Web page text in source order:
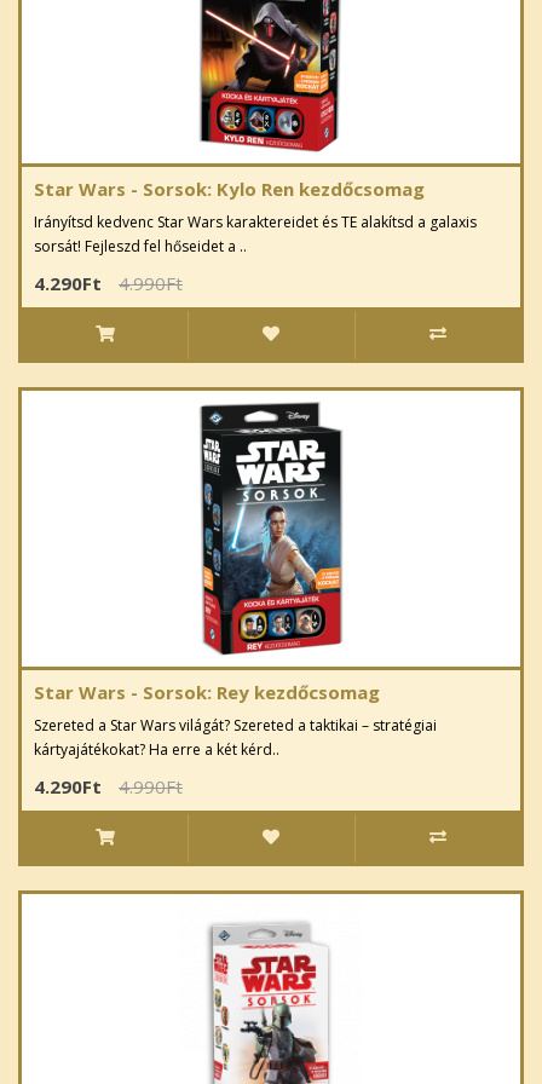
Star Wars - Sorsok: Kylo Ren kezdőcsomag
Irányítsd kedvenc Star Wars karaktereidet és TE alakítsd a galaxis
sorsát! Fejleszd fel hőseidet a ..
4.290Ft 4.990Ft
Star Wars - Sorsok: Rey kezdőcsomag
Szereted a Star Wars világát? Szereted a taktikai – stratégiai
kártyajátékokat? Ha erre a két kérd..
4.290Ft 4.990Ft